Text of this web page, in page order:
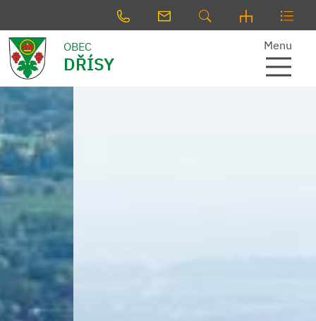
OBEC
DŘÍSY
Menu